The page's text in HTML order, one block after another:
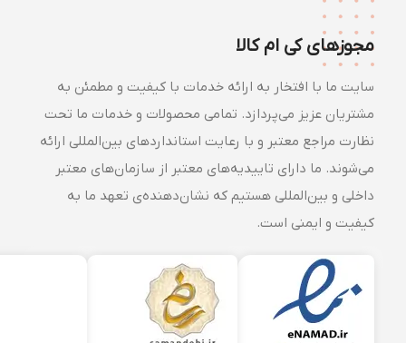
مجوزهای کی ام کالا
سایت ما با افتخار به ارائه خدمات با کیفیت و مطمئن به
مشتریان عزیز می‌پردازد. تمامی محصولات و خدمات ما تحت
نظارت مراجع معتبر و با رعایت استانداردهای بین‌المللی ارائه
می‌شوند. ما دارای تاییدیه‌های معتبر از سازمان‌های معتبر
داخلی و بین‌المللی هستیم که نشان‌دهنده‌ی تعهد ما به
کیفیت و ایمنی است.